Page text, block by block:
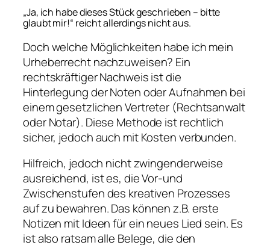
„Ja, ich habe dieses Stück geschrieben – bitte
glaubt mir!“ reicht allerdings nicht aus.
Doch welche Möglichkeiten habe ich mein
Urheberrecht nachzuweisen? Ein
rechtskräftiger Nachweis ist die
Hinterlegung der Noten oder Aufnahmen bei
einem gesetzlichen Vertreter (Rechtsanwalt
oder Notar). Diese Methode ist rechtlich
sicher, jedoch auch mit Kosten verbunden.
Hilfreich, jedoch nicht zwingenderweise
ausreichend, ist es, die Vor-und
Zwischenstufen des kreativen Prozesses
auf zu bewahren. Das können z.B. erste
Notizen mit Ideen für ein neues Lied sein. Es
ist also ratsam alle Belege, die den